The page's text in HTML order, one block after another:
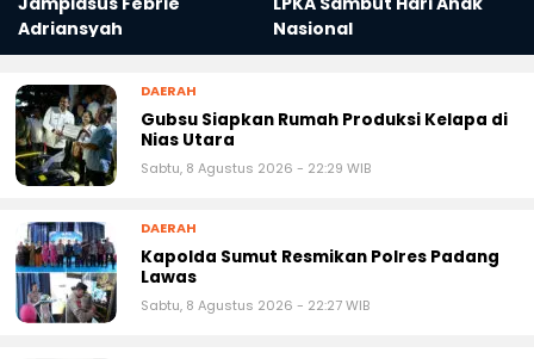
Adriansyah
Nasional
DAERAH
Gubsu Siapkan Rumah Produksi Kelapa di
Nias Utara
Sabtu, 8 Agustus 2026 - 22:29 WIB
DAERAH
Kapolda Sumut Resmikan Polres Padang
Lawas
Sabtu, 8 Agustus 2026 - 22:27 WIB